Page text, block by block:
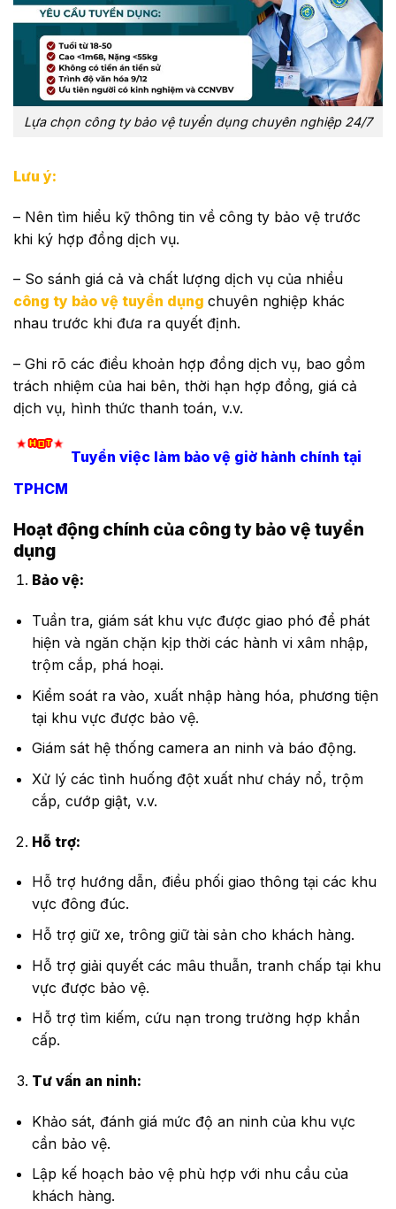
Lựa chọn công ty bảo vệ tuyển dụng chuyên nghiệp 24/7
Lưu ý:
– Nên tìm hiểu kỹ thông tin về công ty bảo vệ trước
khi ký hợp đồng dịch vụ.
– So sánh giá cả và chất lượng dịch vụ của nhiều
công ty bảo vệ tuyển dụng chuyên nghiệp khác
nhau trước khi đưa ra quyết định.
– Ghi rõ các điều khoản hợp đồng dịch vụ, bao gồm
trách nhiệm của hai bên, thời hạn hợp đồng, giá cả
dịch vụ, hình thức thanh toán, v.v.
Tuyển việc làm bảo vệ giờ hành chính tại
TPHCM
Hoạt động chính của công ty bảo vệ tuyển
dụng
Bảo vệ:
Tuần tra, giám sát khu vực được giao phó để phát
hiện và ngăn chặn kịp thời các hành vi xâm nhập,
trộm cắp, phá hoại.
Kiểm soát ra vào, xuất nhập hàng hóa, phương tiện
tại khu vực được bảo vệ.
Giám sát hệ thống camera an ninh và báo động.
Xử lý các tình huống đột xuất như cháy nổ, trộm
cắp, cướp giật, v.v.
Hỗ trợ:
Hỗ trợ hướng dẫn, điều phối giao thông tại các khu
vực đông đúc.
Hỗ trợ giữ xe, trông giữ tài sản cho khách hàng.
Hỗ trợ giải quyết các mâu thuẫn, tranh chấp tại khu
vực được bảo vệ.
Hỗ trợ tìm kiếm, cứu nạn trong trường hợp khẩn
cấp.
Tư vấn an ninh:
Khảo sát, đánh giá mức độ an ninh của khu vực
cần bảo vệ.
Lập kế hoạch bảo vệ phù hợp với nhu cầu của
khách hàng.